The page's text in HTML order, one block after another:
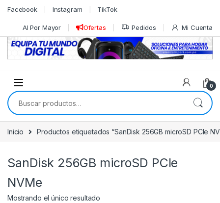
Skip to navigation
Skip to content
Facebook Instagram TikTok
Al Por Mayor Ofertas Pedidos Mi Cuenta
0
Buscar por:
Inicio Productos etiquetados “SanDisk 256GB microSD PCIe
SanDisk 256GB microSD PCIe
NVMe
Mostrando el único resultado